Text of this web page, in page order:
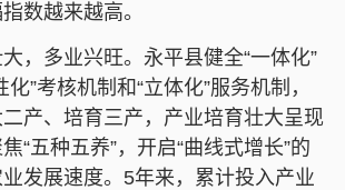
数越来越高。
多业兴旺。永平县健全“一体化”
”考核机制和“立体化”服务机制，
产、培育三产，产业培育壮大呈现
“五种五养”，开启“曲线式增长”的
发展速度。5年来，累计投入产业